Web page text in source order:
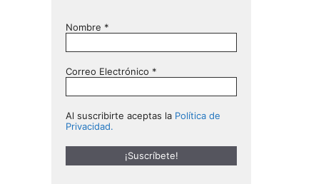
Nombre *
Correo Electrónico *
Al suscribirte aceptas la Política de
Privacidad.